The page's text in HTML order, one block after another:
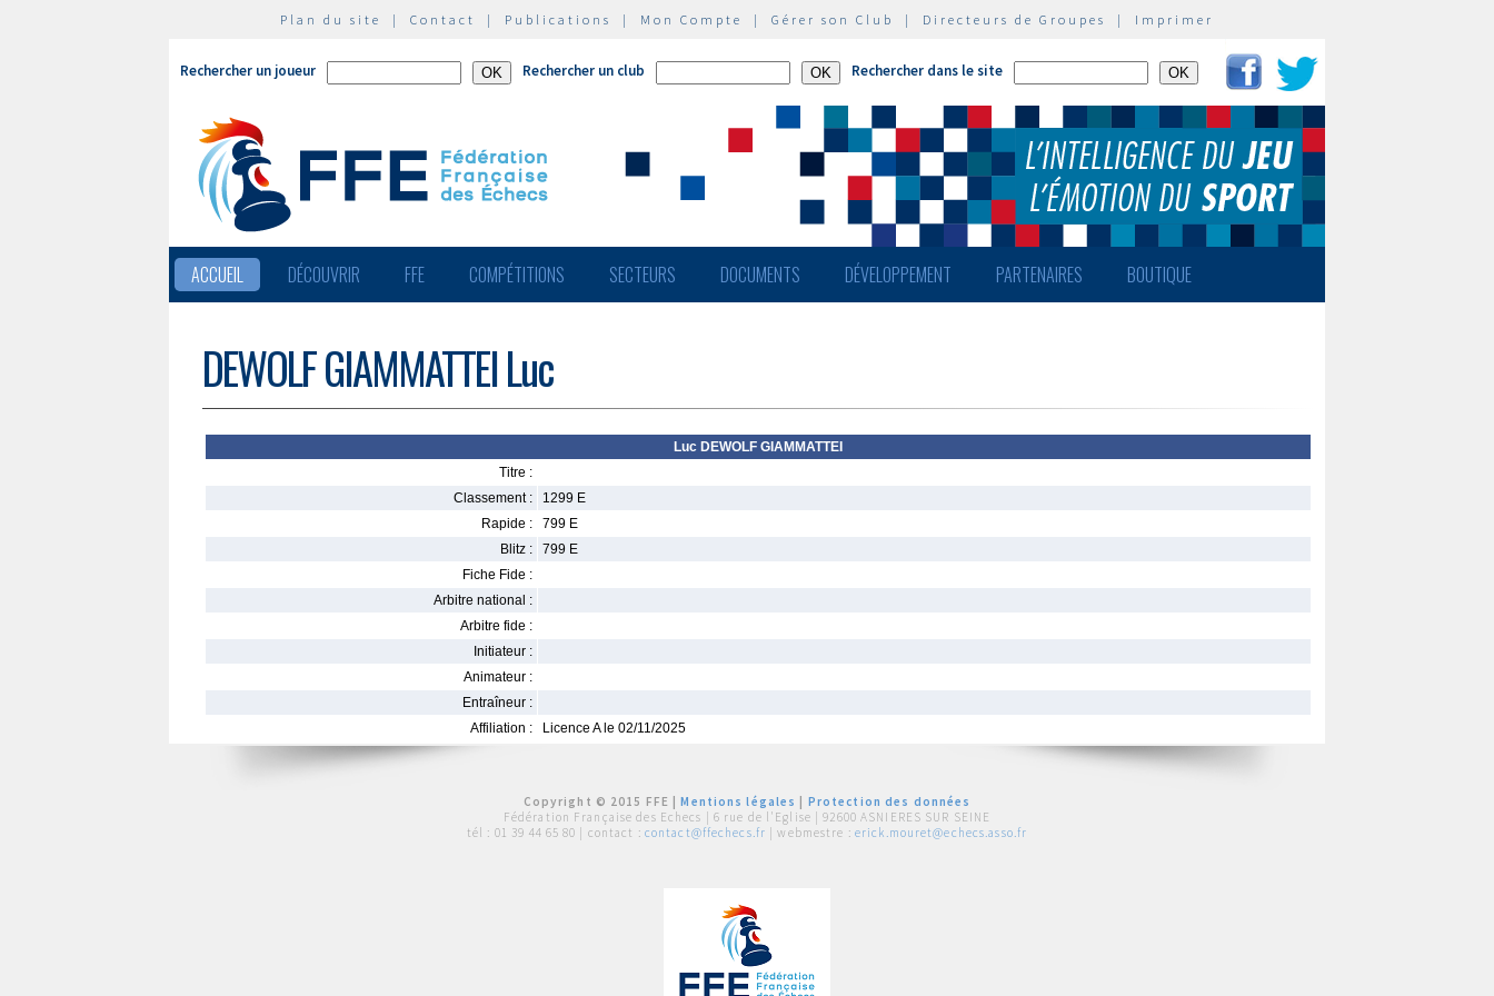
Plan du site | Contact | Publications | Mon Compte | Gérer son Club | Directeurs de Groupes | Imprimer
Rechercher un joueur Rechercher un club Rechercher dans le site
ACCUEIL DÉCOUVRIR FFE COMPÉTITIONS SECTEURS DOCUMENTS DÉVELOPPEMENT PARTENAIRES BOUTIQUE
DEWOLF GIAMMATTEI Luc
Luc DEWOLF GIAMMATTEI
Titre :
Classement :
1299 E
Rapide :
799 E
Blitz :
799 E
Fiche Fide :
Arbitre national :
Arbitre fide :
Initiateur :
Animateur :
Entraîneur :
Affiliation :
Licence A le 02/11/2025
Copyright © 2015 FFE |Mentions légales
Protection des données
Fédération Française des Echecs | 6 rue de l'Eglise | 92600 ASNIERES SUR SEINE
tél : 01 39 44 65 80 | contact : contact@ffechecs.fr | webmestre : erick.mouret@echecs.asso.fr